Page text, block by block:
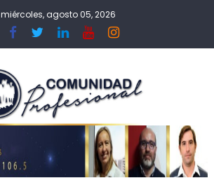
miércoles, agosto 05, 2026